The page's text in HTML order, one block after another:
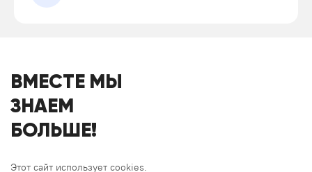
ВМЕСТЕ МЫ
ЗНАЕМ
БОЛЬШЕ!
Этот сайт использует cookies.